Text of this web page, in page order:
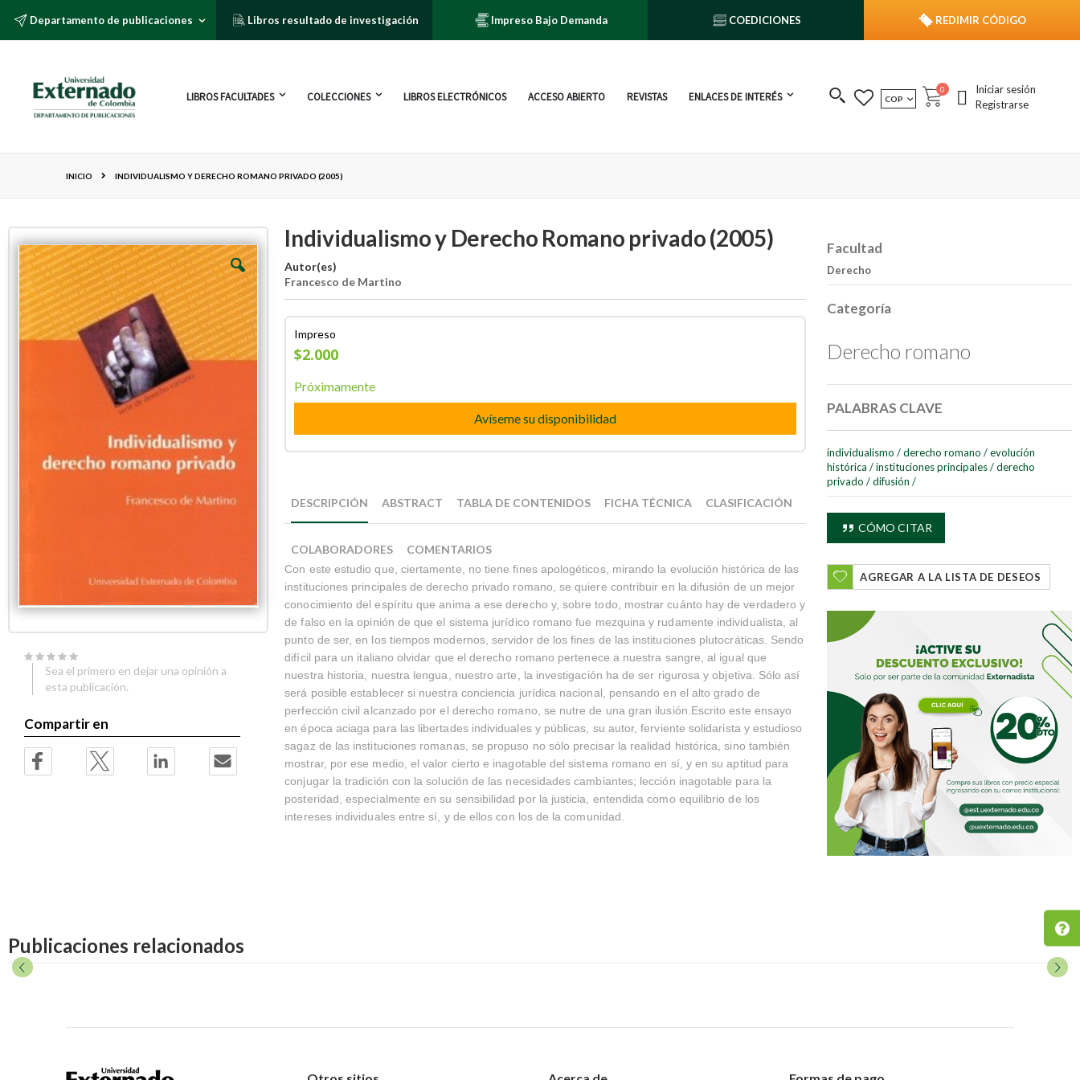
Departamento de publicaciones Libros resultado de investigación Impreso Bajo Demanda COEDICIONES REDIMIR CÓDIGO
LIBROS FACULTADES COLECCIONES LIBROS ELECTRÓNICOS ACCESO ABIERTO REVISTAS ENLACES DE INTERÉS MONEDA
COP Cart
0 publicacionesIniciar sesión
Registrarse
INICIO INDIVIDUALISMO Y DERECHO ROMANO PRIVADO (2005)
Individualismo y Derecho Romano privado (2005)
Autor(es)
Francesco de Martino
Impreso
$2.000
Próximamente
Avíseme su disponibilidad
to
end
the
images
gallery
to
beginning
the
images
gallery
DESCRIPCIÓN
Con este estudio que, ciertamente, no tiene fines apologéticos, mirando la evolución histórica de las
instituciones principales de derecho privado romano, se quiere contribuir en la difusión de un mejor
conocimiento del espíritu que anima a ese derecho y, sobre todo, mostrar cuánto hay de verdadero y
de falso en la opinión de que el sistema jurídico romano fue mezquina y rudamente individualista, al
punto de ser, en los tiempos modernos, servidor de los fines de las instituciones plutocráticas. Sendo
difícil para un italiano olvidar que el derecho romano pertenece a nuestra sangre, al igual que
nuestra historia, nuestra lengua, nuestro arte, la investigación ha de ser rigurosa y objetiva. Sólo así
será posible establecer si nuestra conciencia jurídica nacional, pensando en el alto grado de
perfección civil alcanzado por el derecho romano, se nutre de una gran ilusión.Escrito este ensayo
en época aciaga para las libertades individuales y públicas, su autor, ferviente solidarista y estudioso
sagaz de las instituciones romanas, se propuso no sólo precisar la realidad histórica, sino también
mostrar, por ese medio, el valor cierto e inagotable del sistema romano en sí, y en su aptitud para
conjugar la tradición con la solución de las necesidades cambiantes; lección inagotable para la
posteridad, especialmente en su sensibilidad por la justicia, entendida como equilibrio de los
intereses individuales entre sí, y de ellos con los de la comunidad.
ABSTRACT TABLA DE CONTENIDOS FICHA TÉCNICA CLASIFICACIÓN
COLABORADORES COMENTARIOS
Sea el primero en dejar una opinión a
esta publicación.
Compartir en
Facultad
Derecho
Categoría
Derecho romano
PALABRAS CLAVE
individualismo / derecho romano / evolución
histórica / instituciones principales / derecho
privado / difusión /
CÓMO CITAR
AGREGAR A LA LISTA DE DESEOS
Publicaciones relacionados